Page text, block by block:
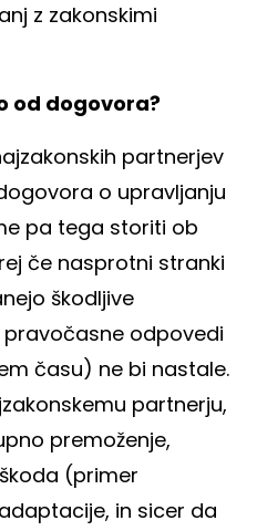
z zakonskimi
od dogovora?
partnerjev
o upravljanju
pa tega storiti ob
če nasprotni stranki
škodljive
odpovedi
času) ne bi nastale.
partnerju,
premoženje,
(primer
in sicer da